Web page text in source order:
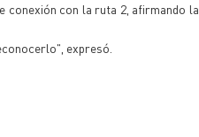
conexión con la ruta 2, afirmando la
expresó.